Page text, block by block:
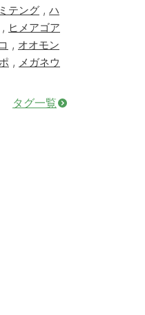
テング , ハ
, ヒメアゴア
, オオモン
, メガネウ
タグ一覧